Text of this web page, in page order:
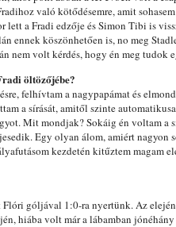
való kötődésemre, amit
a Fradi edzője és Simon Tibi is
ennek köszönhetően is, no meg
nem volt kérdés, hogy én meg tudok
öltözőjébe?
felhívtam a nagypapámat és
a sírását, amitől szinte
Mit mondjak? Sokáig én voltam a
Egy olyan álom, amiért nagyon
kezdetén kitűztem magam
góljával 1:0-ra nyertünk. Az elején
hiába volt már a lábamban